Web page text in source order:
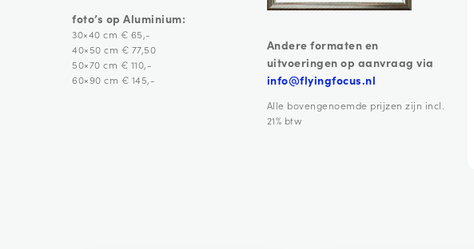
foto’s op Aluminium:
30×40 cm € 65,-
40×50 cm € 77,50
50×70 cm € 110,-
60×90 cm € 145,-
Andere formaten en
uitvoeringen op aanvraag via
info@flyingfocus.nl
Alle bovengenoemde prijzen zijn incl.
21% btw